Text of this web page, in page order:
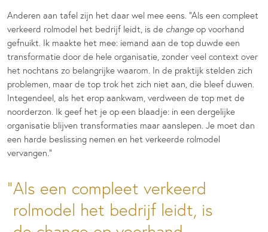
Anderen aan tafel zijn het daar wel mee eens. “Als een compleet
verkeerd rolmodel het bedrijf leidt, is de change op voorhand
gefnuikt. Ik maakte het mee: iemand aan de top duwde een
transformatie door de hele organisatie, zonder veel context over
het nochtans zo belangrijke waarom. In de praktijk stelden zich
problemen, maar de top trok het zich niet aan, die bleef duwen.
Integendeel, als het erop aankwam, verdween de top met de
noorderzon. Ik geef het je op een blaadje: in een dergelijke
organisatie blijven transformaties maar aanslepen. Je moet dan
een harde beslissing nemen en het verkeerde rolmodel
vervangen.”
Als een compleet verkeerd
rolmodel het bedrijf leidt, is